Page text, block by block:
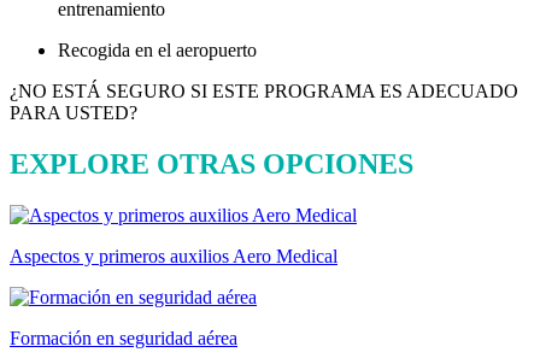
entrenamiento
Recogida en el aeropuerto
¿NO ESTÁ SEGURO SI ESTE PROGRAMA ES ADECUADO
PARA USTED?
EXPLORE OTRAS OPCIONES
Aspectos y primeros auxilios Aero Medical
Formación en seguridad aérea